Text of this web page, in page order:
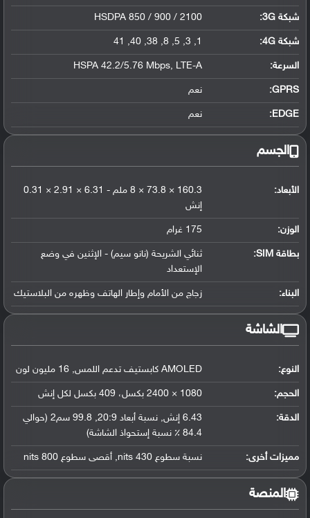
شبكة 3G :
HSDPA 850 / 900 / 2100
شبكة 4G :
1, 3, 5, 8, 38, 40, 41
السرعة: HSPA 42.2/5.76 Mbps, LTE-A
GPRS: نعم
EDGE: نعم
الجسم
الأبعاد:
160.3 × 73.8 × 8 ملم - 6.31 × 2.91 × 0.31
إنش
الوزن: 175 غرام
بطاقة SIM:
ثنائي الشريحة (نانو سيم) - الإثنين في وضع
الإستعداد
البناء: زجاج من الأمام وإطار الهاتف وظهره من البلاستيك
الشاشة
النوع: AMOLED كابستيف تدعم اللمس, 16 مليون لون
الحجم: 1080 × 2400 بكسل، 409 بكسل لكل إنش
الدقة:
6.43 إنش, نسبة أبعاد 20:9, 99.8 سم2 (حوالي
84.4 ٪ نسبة إستحواذ الشاشة)
مميزات أخرى: نسبة سطوع 430 nits, أقصى سطوع 800 nits
المنصة